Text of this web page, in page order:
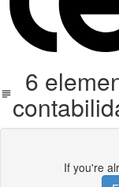
6
If you're